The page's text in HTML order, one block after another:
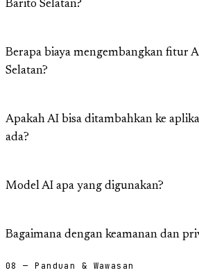
Barito Selatan?
Berapa biaya mengembangkan fitur
Selatan?
Apakah AI bisa ditambahkan ke
ada?
Model AI apa yang digunakan?
Bagaimana dengan keamanan dan
08 — Panduan & Wawasan